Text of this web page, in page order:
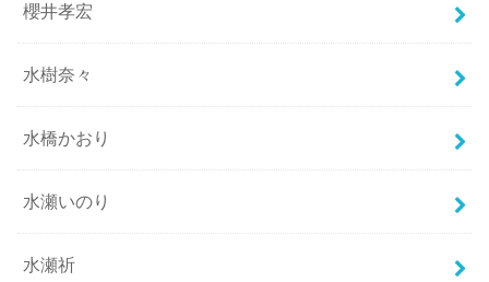
櫻井孝宏
水樹奈々
水橋かおり
水瀬いのり
水瀬祈